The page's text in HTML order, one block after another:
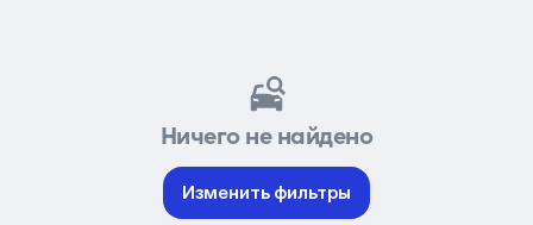
Ничего не найдено
Изменить фильтры